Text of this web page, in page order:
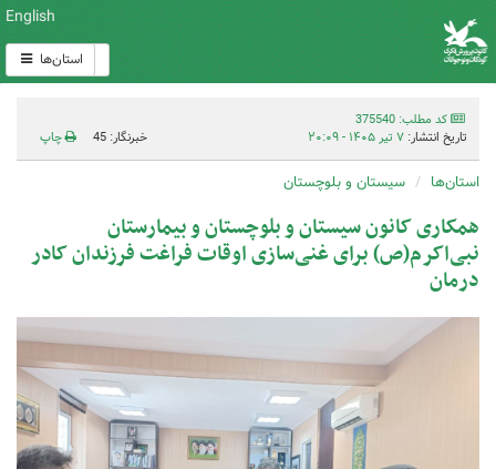
English
استان‌ها
کد مطلب: 375540
تاریخ انتشار: ۷ تیر ۱۴۰۵ - ۲۰:۰۹ خبرنگار: 45 چاپ
استان‌ها سیستان و بلوچستان
همکاری کانون سیستان و بلوچستان و بیمارستان
نبی‌اکرم(ص) برای غنی‌سازی اوقات فراغت فرزندان کادر
درمان